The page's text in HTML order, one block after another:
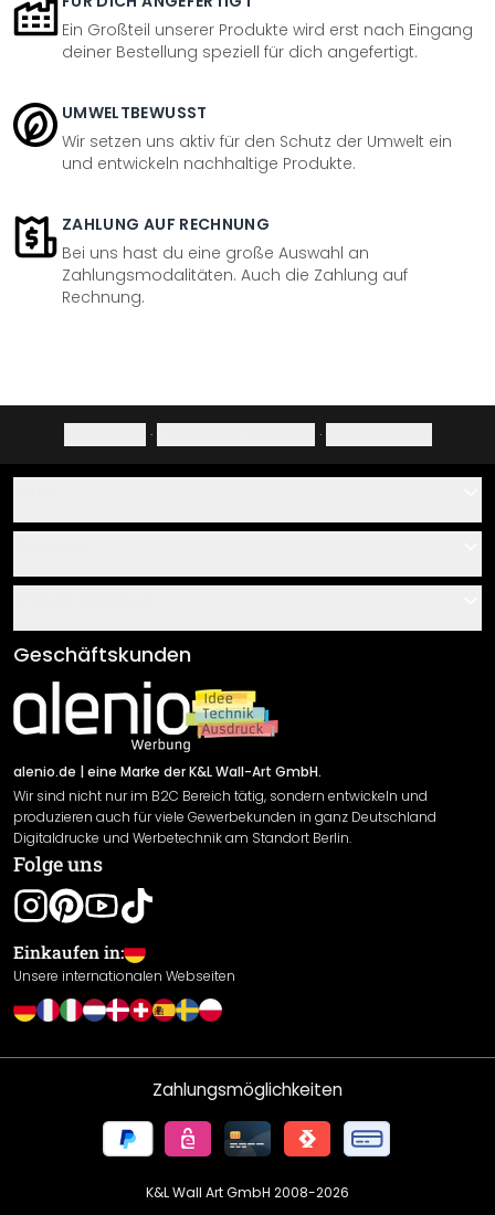
Ein Großteil unserer Produkte wird erst nach Eingang
deiner Bestellung speziell für dich angefertigt.
UMWELTBEWUSST
Wir setzen uns aktiv für den Schutz der Umwelt ein
und entwickeln nachhaltige Produkte.
ZAHLUNG AUF RECHNUNG
Bei uns hast du eine große Auswahl an
Zahlungsmodalitäten. Auch die Zahlung auf
Rechnung.
· ·
Über uns
Klebe- und Montageanleitungen
Newsletter An-/Abmeldung
Sendungsverfolgung
AGB
Impressum
Versand & Zahlung
Rücksendung
Widerrufsrecht
Datenschutzerklärung
Gewährleistung
Leistungserklärung / CE-Zeichen
Cookie Einstellungen
Geschäftskunden
alenio.de | eine Marke der K&L Wall-Art GmbH.
Wir sind nicht nur im B2C Bereich tätig, sondern entwickeln und
produzieren auch für viele Gewerbekunden in ganz Deutschland
Digitaldrucke und Werbetechnik am Standort Berlin.
Folge uns
Einkaufen in:
Unsere internationalen Webseiten
Zahlungsmöglichkeiten
K&L Wall Art GmbH 2008-2026